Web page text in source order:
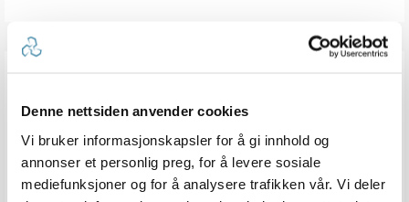
Denne nettsiden anvender cookies
Vi bruker informasjonskapsler for å gi innhold og
annonser et personlig preg, for å levere sosiale
mediefunksjoner og for å analysere trafikken vår. Vi deler
Karakter: 5 av 5 mulige
4 stemmer
Karakter: 4 av 5 mulige
stemmer
Karakter: 3 av 5 mulige
0 stemmer
Karakter: 2 av 5 mulige
0stemmer
5.0
5.0
Basert på 4 stemmer og